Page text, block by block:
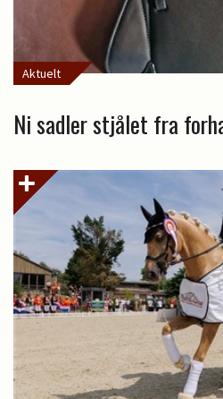
Aktuelt
Ni sadler stjålet fra